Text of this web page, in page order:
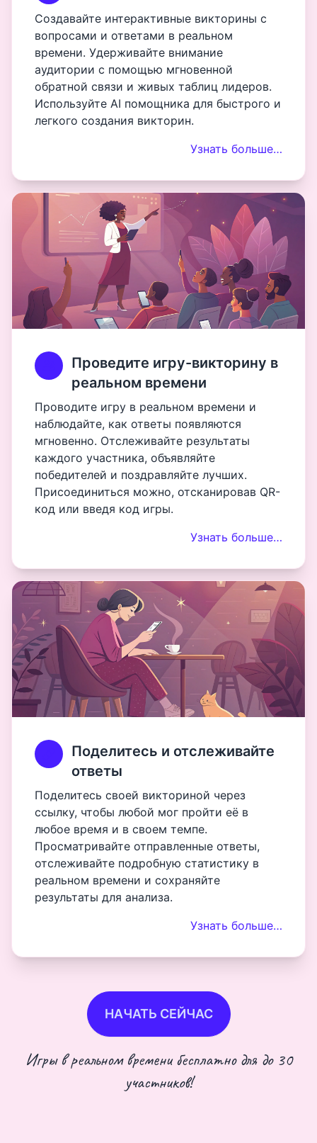
Создавайте интерактивные викторины с
вопросами и ответами в реальном
времени. Удерживайте внимание
аудитории с помощью мгновенной
обратной связи и живых таблиц лидеров.
Используйте AI помощника для быстрого и
легкого создания викторин.
Узнать больше…
Проведите игру-викторину в
реальном времени
Проводите игру в реальном времени и
наблюдайте, как ответы появляются
мгновенно. Отслеживайте результаты
каждого участника, объявляйте
победителей и поздравляйте лучших.
Присоединиться можно, отсканировав QR-
код или введя код игры.
Узнать больше…
Поделитесь и отслеживайте
ответы
Поделитесь своей викториной через
ссылку, чтобы любой мог пройти её в
любое время и в своем темпе.
Просматривайте отправленные ответы,
отслеживайте подробную статистику в
реальном времени и сохраняйте
результаты для анализа.
Узнать больше…
НАЧАТЬ СЕЙЧАС
Игры в реальном времени бесплатно для до 30
участников!